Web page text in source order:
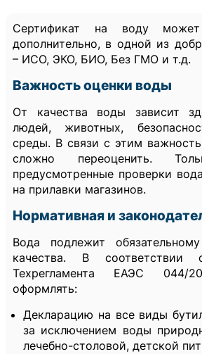
Сертификат на воду
дополнительно, в одной из
– ИСО, ЭКО, БИО, Без ГМО и т.д.
Важность оценки воды
От качества воды зависит
людей, животных,
среды. В связи с этим
сложно переоценить.
предусмотренные проверки
на прилавки магазинов.
Нормативная и
Вода подлежит
качества. В соответствии
Техрегламента ЕАЭС 044/
оформлять:
Декларацию на все виды
за исключением воды
лечебно-столовой, детской